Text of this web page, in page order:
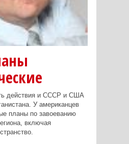
действия и СССР и США
У американцев
планы по завоеванию
включая